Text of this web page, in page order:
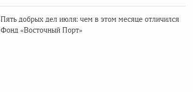
Пять добрых дел июля: чем в этом месяце отличился
Фонд «Восточный Порт»